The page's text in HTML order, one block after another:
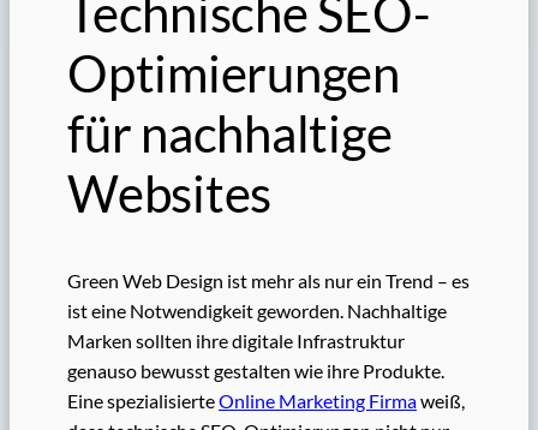
Technische SEO-
Optimierungen
für nachhaltige
Websites
Green Web Design ist mehr als nur ein Trend – es
ist eine Notwendigkeit geworden. Nachhaltige
Marken sollten ihre digitale Infrastruktur
genauso bewusst gestalten wie ihre Produkte.
Eine spezialisierteOnline Marketing Firmaweiß,